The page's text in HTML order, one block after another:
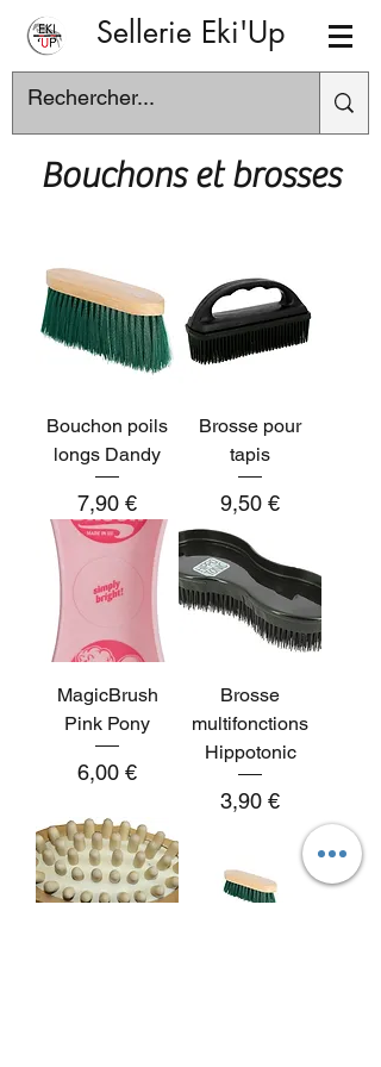
Sellerie Eki'Up
Bouchons et brosses
Bouchon poils
longs Dandy
Prix
7,90 €
Brosse pour
tapis
Prix
9,50 €
MagicBrush
Pink Pony
Prix
6,00 €
Brosse
multifonctions
Hippotonic
Prix
3,90 €